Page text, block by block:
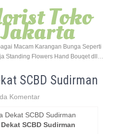
Toko
Macam Karangan Bunga Seperti
Standing Flowers Hand Bouqet dll…
SCBD Sudirman
Komentar
SCBD Sudirman